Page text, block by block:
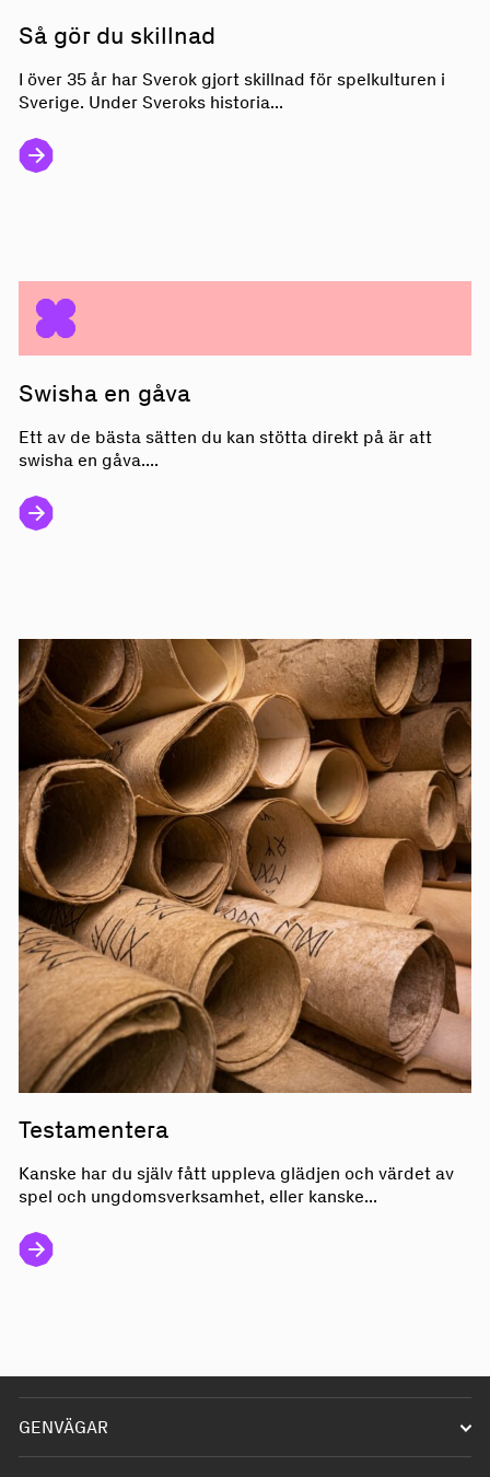
Så gör du skillnad
I över 35 år har Sverok gjort skillnad för spelkulturen i
Sverige. Under Sveroks historia...
Swisha en gåva
Ett av de bästa sätten du kan stötta direkt på är att
swisha en gåva....
Testamentera
Kanske har du själv fått uppleva glädjen och värdet av
spel och ungdomsverksamhet, eller kanske...
GENVÄGAR